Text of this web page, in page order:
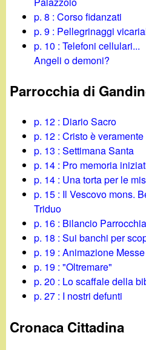
o
a
p. 8 : Corso fidanzati
p. 9 : Pellegrinaggi
p. 10 : Telefoni cellulari...
Angeli o demoni?
Parrocchia di
p. 12 : Diario Sacro
p. 12 : Cristo è
p. 13 : Settimana Santa
p. 14 : Pro memoria
p. 14 : Una torta per le
p. 15 : Il Vescovo mons.
Triduo
p. 16 : Bilancio
p. 18 : Sui banchi per
p. 19 : Animazione
p. 19 : "Oltremare"
p. 20 : Lo scaffale della
p. 27 : I nostri defunti
Cronaca Cittadina